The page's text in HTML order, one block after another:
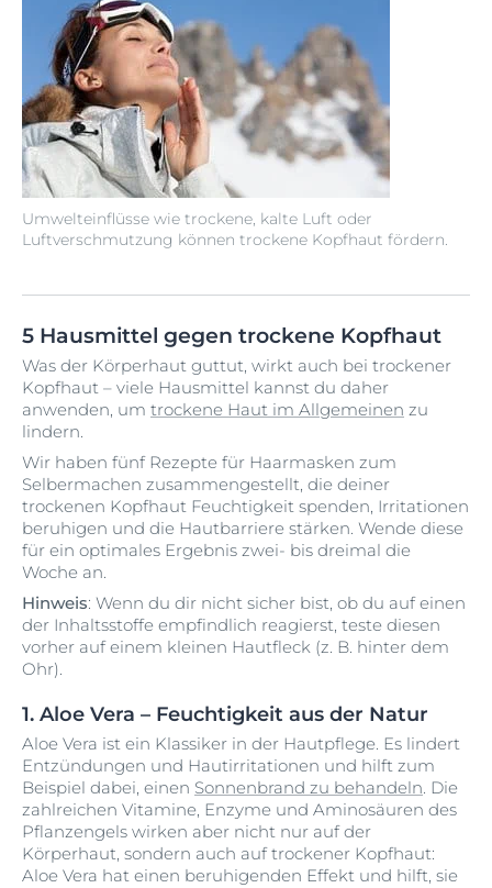
Umwelteinflüsse wie trockene, kalte Luft oder
Luftverschmutzung können trockene Kopfhaut fördern.
5 Hausmittel gegen trockene Kopfhaut
Was der Körperhaut guttut, wirkt auch bei trockener
Kopfhaut – viele Hausmittel kannst du daher
anwenden, um trockene Haut im Allgemeinen zu
lindern.
Wir haben fünf Rezepte für Haarmasken zum
Selbermachen zusammengestellt, die deiner
trockenen Kopfhaut Feuchtigkeit spenden, Irritationen
beruhigen und die Hautbarriere stärken. Wende diese
für ein optimales Ergebnis zwei- bis dreimal die
Woche an.
Hinweis: Wenn du dir nicht sicher bist, ob du auf einen
der Inhaltsstoffe empfindlich reagierst, teste diesen
vorher auf einem kleinen Hautfleck (z. B. hinter dem
Ohr).
1. Aloe Vera – Feuchtigkeit aus der Natur
Aloe Vera ist ein Klassiker in der Hautpflege. Es lindert
Entzündungen und Hautirritationen und hilft zum
Beispiel dabei, einen Sonnenbrand zu behandeln. Die
zahlreichen Vitamine, Enzyme und Aminosäuren des
Pflanzengels wirken aber nicht nur auf der
Körperhaut, sondern auch auf trockener Kopfhaut:
Aloe Vera hat einen beruhigenden Effekt und hilft, sie